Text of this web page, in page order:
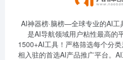
AI神器榜·脑榜—全球专业的AI工
是AI导航领域用户粘性最高的
1500+AI工具！严格筛选每个分
相入驻的首选AI产品推广平台。